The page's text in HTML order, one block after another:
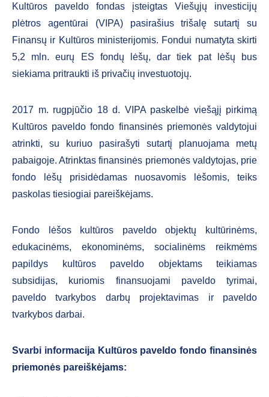
Kultūros paveldo fondas įsteigtas Viešųjų investicijų
plėtros agentūrai (VIPA) pasirašius trišalę sutartį su
Finansų ir Kultūros ministerijomis. Fondui numatyta skirti
5,2 mln. eurų ES fondų lėšų, dar tiek pat lėšų bus
siekiama pritraukti iš privačių investuotojų.
2017 m. rugpjūčio 18 d. VIPA paskelbė viešąjį pirkimą
Kultūros paveldo fondo finansinės priemonės valdytojui
atrinkti, su kuriuo pasirašyti sutartį planuojama metų
pabaigoje. Atrinktas finansinės priemonės valdytojas, prie
fondo lėšų prisidėdamas nuosavomis lėšomis, teiks
paskolas tiesiogiai pareiškėjams.
Fondo lėšos kultūros paveldo objektų kultūrinėms,
edukacinėms, ekonominėms, socialinėms reikmėms
papildys kultūros paveldo objektams teikiamas
subsidijas, kuriomis finansuojami paveldo tyrimai,
paveldo tvarkybos darbų projektavimas ir paveldo
tvarkybos darbai.
Svarbi informacija Kultūros paveldo fondo finansinės
priemonės pareiškėjams: